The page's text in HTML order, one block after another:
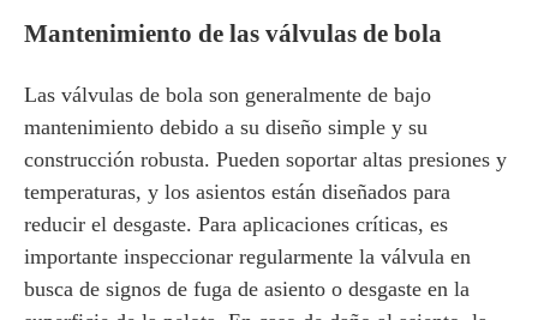
Mantenimiento de las válvulas de bola
Las válvulas de bola son generalmente de bajo
mantenimiento debido a su diseño simple y su
construcción robusta. Pueden soportar altas presiones y
temperaturas, y los asientos están diseñados para
reducir el desgaste. Para aplicaciones críticas, es
importante inspeccionar regularmente la válvula en
busca de signos de fuga de asiento o desgaste en la